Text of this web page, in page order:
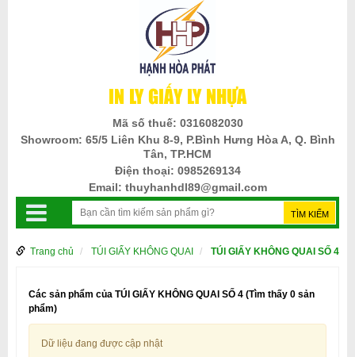
IN LY GIẤY LY NHỰA
Mã số thuế: 0316082030
Showroom: 65/5 Liên Khu 8-9, P.Bình Hưng Hòa A, Q. Bình
Tân, TP.HCM
Điện thoại: 0985269134
Email: thuyhanhdl89@gmail.com
Trang chủ TÚI GIẤY KHÔNG QUAI TÚI GIẤY KHÔNG QUAI SỐ 4
Các sản phẩm của TÚI GIẤY KHÔNG QUAI SỐ 4 (Tìm thấy 0 sản
phẩm)
Dữ liệu đang được cập nhật